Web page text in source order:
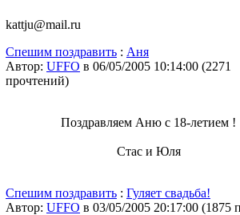
kattju@mail.ru
Спешим поздравить : Аня
Автор: UFFO в 06/05/2005 10:14:00 (2271
прочтений)
Поздравляем Аню с 18-летием !
Стас и Юля
Спешим поздравить : Гуляет свадьба!
Автор: UFFO в 03/05/2005 20:17:00 (1875